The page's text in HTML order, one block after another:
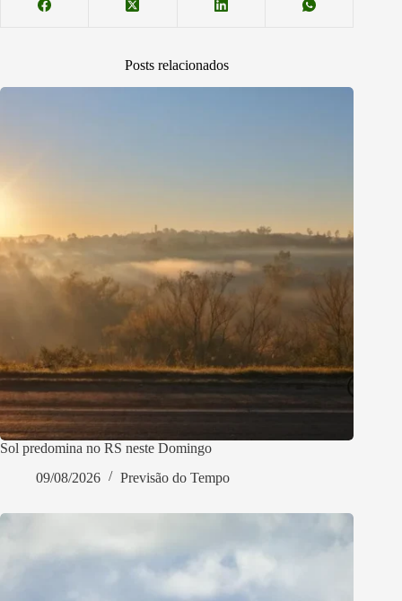
Posts relacionados
Sol predomina no RS neste Domingo
09/08/2026
Previsão do Tempo